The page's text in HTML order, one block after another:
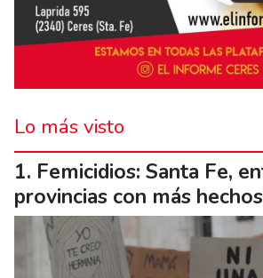
Lo más visto
Femicidios: Santa Fe,
provincias con más